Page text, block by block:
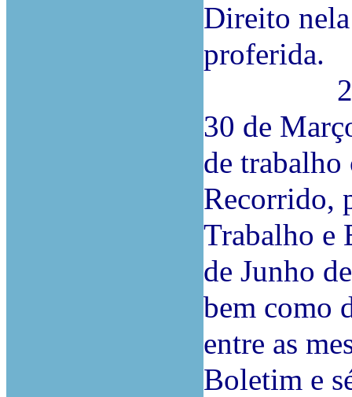
Direito nela
2.ª Os
30 de
de trabalho
Recorrido,
Trabalho e
de Junho
bem como
entre as
Boletim e